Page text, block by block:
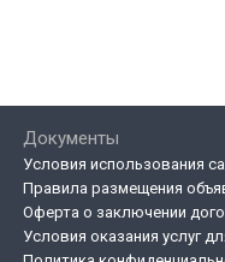
Документы
Условия использования
Правила размещения
Оферта о заключении
Условия оказания услуг